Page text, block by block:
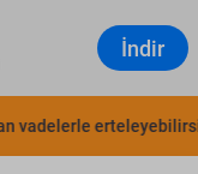
İndir
vadelerle